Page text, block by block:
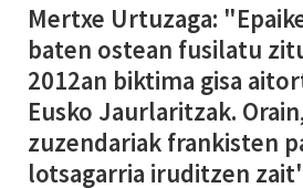
Mertxe Urtuzaga:
baten ostean fusilatu
2012an biktima gisa
Eusko Jaurlaritzak.
zuzendariak frankisten
lotsagarria iruditzen